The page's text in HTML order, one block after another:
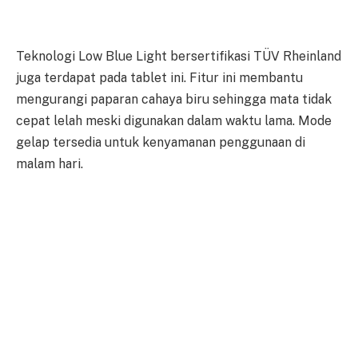
Teknologi Low Blue Light bersertifikasi TÜV Rheinland
juga terdapat pada tablet ini. Fitur ini membantu
mengurangi paparan cahaya biru sehingga mata tidak
cepat lelah meski digunakan dalam waktu lama. Mode
gelap tersedia untuk kenyamanan penggunaan di
malam hari.